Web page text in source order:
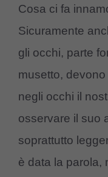
Cosa ci fa
Sicuramente
gli occhi, parte
musetto,
negli occhi il
osservare il suo
soprattutto
è data la parola,